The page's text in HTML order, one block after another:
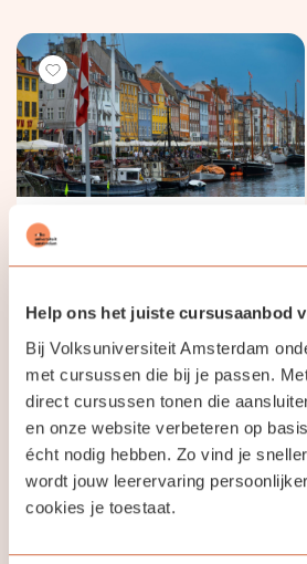
Help ons het juiste cursusaanbod
Bij Volksuniversiteit Amsterdam
met cursussen die bij je passen.
direct cursussen tonen die
en onze website verbeteren op
écht nodig hebben. Zo vind je
wordt jouw leerervaring
cookies je toestaat.
Deens beginners 1 (A0
- 1/2 A1)
Cursus
Je spreekt geen of een heel klein
beetje Deens. De cursus is bedoeld
voor iedereen die een basisniveau
van het Deens wil bereiken voor
lezen, luisteren, schrijven en
spreken.